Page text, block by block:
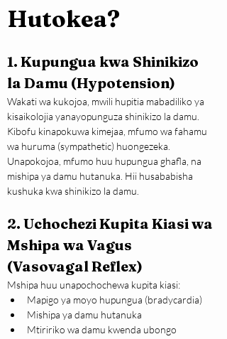
Hutokea?
1. Kupungua kwa Shinikizo
la Damu (Hypotension)
Wakati wa kukojoa, mwili hupitia mabadiliko ya
kisaikolojia yanayopunguza shinikizo la damu.
Kibofu kinapokuwa kimejaa, mfumo wa fahamu
wa huruma (sympathetic) huongezeka.
Unapokojoa, mfumo huu hupungua ghafla, na
mishipa ya damu hutanuka. Hii husababisha
kushuka kwa shinikizo la damu.
2. Uchochezi Kupita Kiasi wa
Mshipa wa Vagus
(Vasovagal Reflex)
Mshipa huu unapochochewa kupita kiasi:
Mapigo ya moyo hupungua (bradycardia)
Mishipa ya damu hutanuka
Mtiririko wa damu kwenda ubongo